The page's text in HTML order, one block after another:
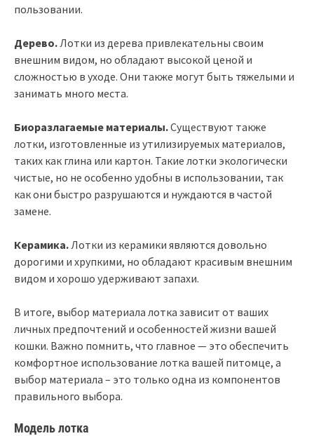
пользовании.
Дерево. Лотки из дерева привлекательны своим
внешним видом, но обладают высокой ценой и
сложностью в уходе. Они также могут быть тяжелыми и
занимать много места.
Биоразлагаемые материалы.Существуют также
лотки, изготовленные из утилизируемых материалов,
таких как глина или картон. Такие лотки экологически
чистые, но не особенно удобны в использовании, так
как они быстро разрушаются и нуждаются в частой
замене.
Керамика. Лотки из керамики являются довольно
дорогими и хрупкими, но обладают красивым внешним
видом и хорошо удерживают запахи.
В итоге, выбор материала лотка зависит от ваших
личных предпочтений и особенностей жизни вашей
кошки. Важно помнить, что главное — это обеспечить
комфортное использование лотка вашей питомце, а
выбор материала – это только одна из компонентов
правильного выбора.
Модель лотка